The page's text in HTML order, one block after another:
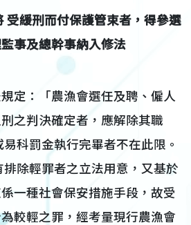
受緩刑而付保護管束者，得參選
事及總幹事納入修法
：「農漁會選任及聘、僱人
之判決確定者，應解除其職
科罰金執行完畢者不在此限。
除輕罪者之立法用意，又基於
一種社會保安措施手段，故受
較輕之罪，經考量現行農漁會